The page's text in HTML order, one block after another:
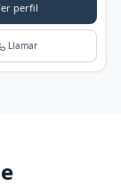
perfil
Llamar